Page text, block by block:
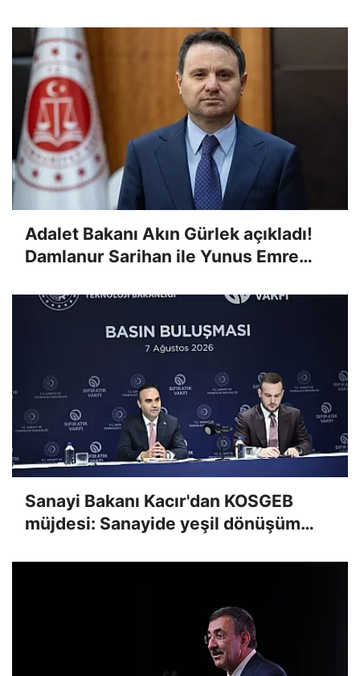
Adalet Bakanı Akın Gürlek açıkladı!
Damlanur Sarihan ile Yunus Emre
Sanayi Bakanı Kacır'dan KOSGEB
müjdesi: Sanayide yeşil dönüşüm